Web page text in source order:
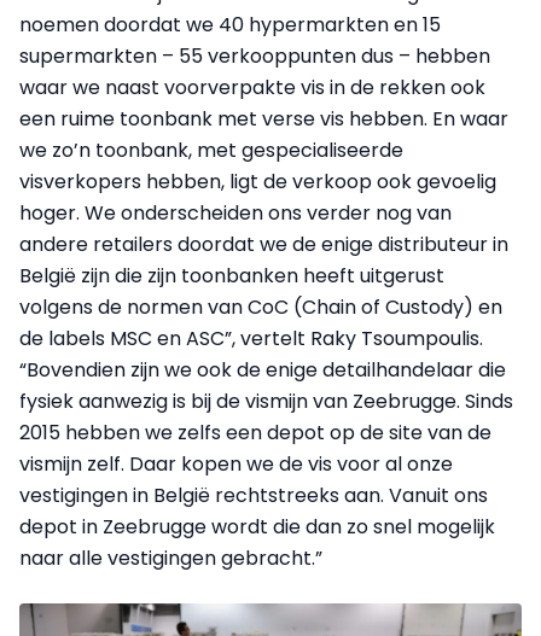
noemen doordat we 40 hypermarkten en 15
supermarkten – 55 verkooppunten dus – hebben
waar we naast voorverpakte vis in de rekken ook
een ruime toonbank met verse vis hebben. En waar
we zo’n toonbank, met gespecialiseerde
visverkopers hebben, ligt de verkoop ook gevoelig
hoger. We onderscheiden ons verder nog van
andere retailers doordat we de enige distributeur in
België zijn die zijn toonbanken heeft uitgerust
volgens de normen van CoC (Chain of Custody) en
de labels MSC en ASC”, vertelt Raky Tsoumpoulis.
“Bovendien zijn we ook de enige detailhandelaar die
fysiek aanwezig is bij de vismijn van Zeebrugge. Sinds
2015 hebben we zelfs een depot op de site van de
vismijn zelf. Daar kopen we de vis voor al onze
vestigingen in België rechtstreeks aan. Vanuit ons
depot in Zeebrugge wordt die dan zo snel mogelijk
naar alle vestigingen gebracht.”